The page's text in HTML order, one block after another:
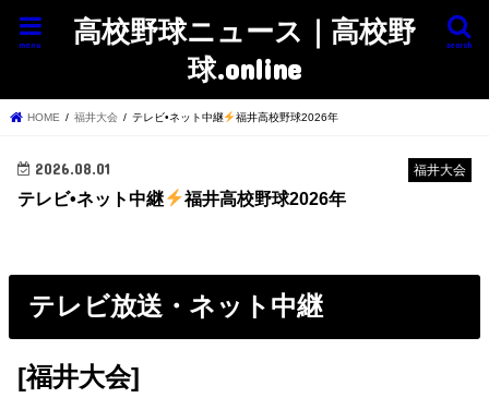
高校野球ニュース｜高校野
球.online
search
menu
HOME 福井大会 テレビ•ネット中継 福井高校野球2026年
福井大会
2026.08.01
テレビ•ネット中継 福井高校野球2026年
テレビ放送・ネット中継
[福井大会]